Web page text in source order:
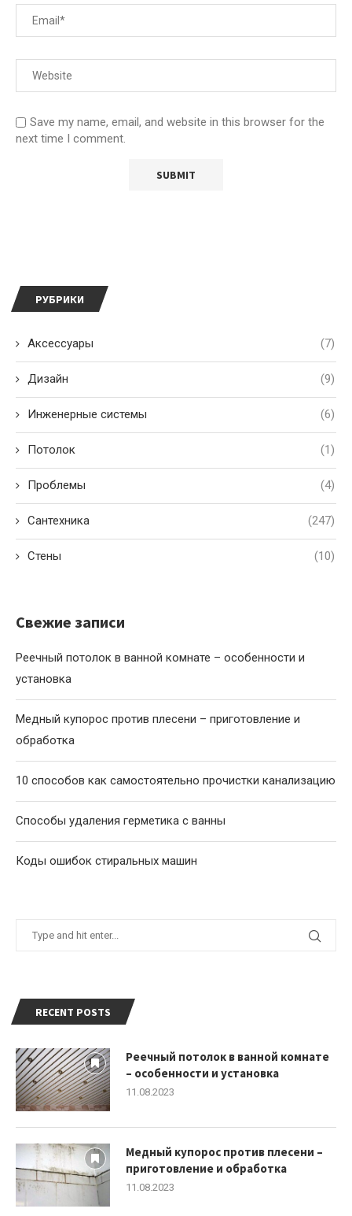
Save my name, email, and website in this browser for the
next time I comment.
РУБРИКИ
Аксессуары (7)
Дизайн (9)
Инженерные системы (6)
Потолок (1)
Проблемы (4)
Сантехника (247)
Стены (10)
Свежие записи
Реечный потолок в ванной комнате – особенности и
установка
Медный купорос против плесени – приготовление и
обработка
10 способов как самостоятельно прочистки канализацию
Способы удаления герметика с ванны
Коды ошибок стиральных машин
RECENT POSTS
Реечный потолок в ванной комнате
– особенности и установка
11.08.2023
Медный купорос против плесени –
приготовление и обработка
11.08.2023